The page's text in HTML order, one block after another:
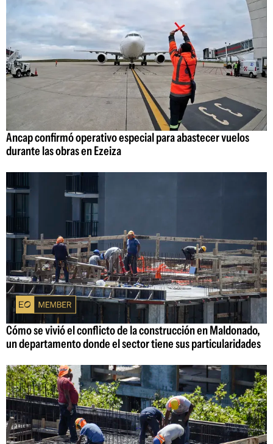
Ancap confirmó operativo especial para abastecer vuelos
durante las obras en Ezeiza
Cómo se vivió el conflicto de la construcción en Maldonado,
un departamento donde el sector tiene sus particularidades